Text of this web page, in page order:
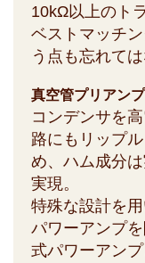
10kΩ以上のト
ベストマッチ
う点も忘れては
真空管プリアン
コンデンサを
路にもリップ
め、ハム成分
実現。
特殊な設計を
パワーアンプ
式パワーアン